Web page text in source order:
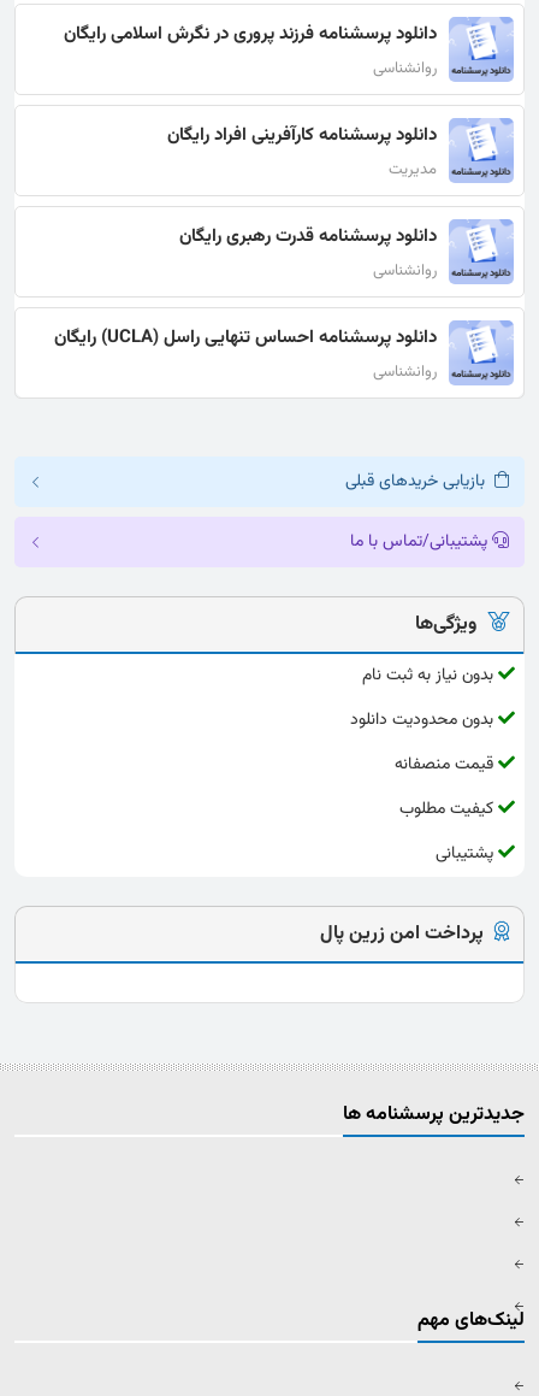
دانلود پرسشنامه فرزند پروری در نگرش اسلامی رایگان
روانشناسی
دانلود پرسشنامه کارآفرینی افراد رایگان
مدیریت
دانلود پرسشنامه قدرت رهبری رایگان
روانشناسی
دانلود پرسشنامه احساس تنهایی راسل (UCLA) رایگان
روانشناسی
بازیابی خریدهای قبلی
پشتیبانی/تماس با ما
ویژگی‌ها
بدون نیاز به ثبت نام
بدون محدودیت دانلود
قیمت منصفانه
کیفیت مطلوب
پشتیبانی
پرداخت امن زرین پال
جدیدترین پرسشنامه ها
لینک‌های مهم